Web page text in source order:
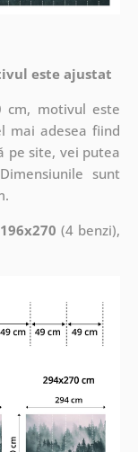
este ajustat
cm, motivul este
mai adesea fiind
pe site, vei putea
sunt
196x270 (4 benzi),